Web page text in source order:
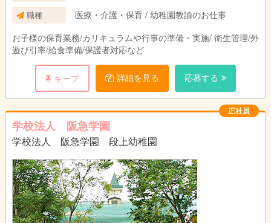
職種
医療・介護・保育 / 幼稚園教諭のお仕事
お子様の保育業務/カリキュラムや行事の準備・実施/ 衛生管理/外
遊び引率/給食準備/保護者対応など
キープ 詳細を見る 応募する
正社員
学校法人 阪急学園
学校法人 阪急学園 段上幼稚園